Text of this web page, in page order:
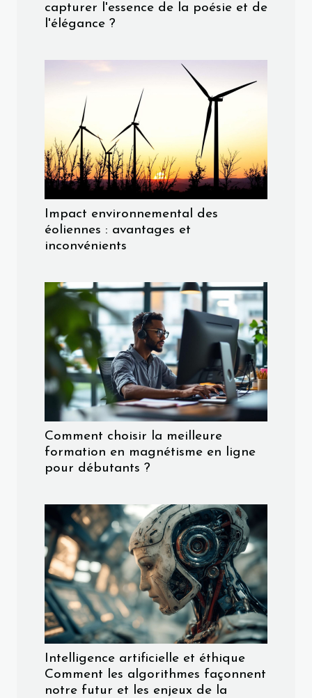
capturer l'essence de la poésie et de
l'élégance ?
Impact environnemental des
éoliennes : avantages et
inconvénients
Comment choisir la meilleure
formation en magnétisme en ligne
pour débutants ?
Intelligence artificielle et éthique
Comment les algorithmes façonnent
notre futur et les enjeux de la